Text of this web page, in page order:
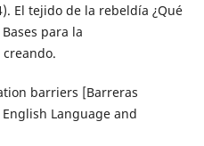
El tejido de la rebeldía ¿Qué
para la
barriers [Barreras
Language and